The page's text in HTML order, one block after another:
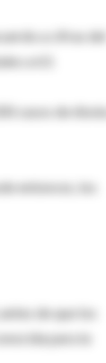
a cifras del
a 63.
casos de
entonces, los
de que los
para la